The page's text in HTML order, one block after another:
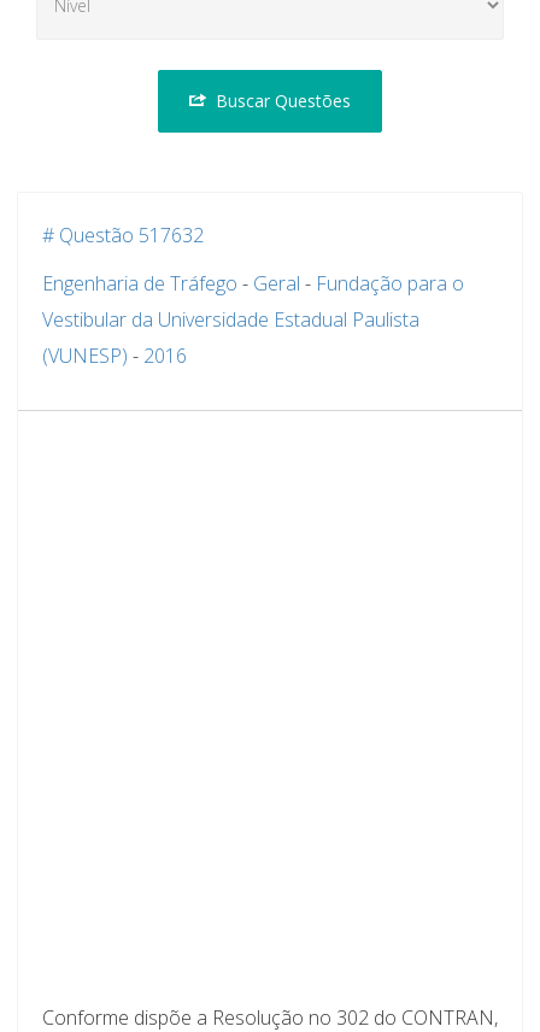
Buscar Questões
# Questão 517632
Engenharia de Tráfego - Geral - Fundação para o
Vestibular da Universidade Estadual Paulista
(VUNESP) - 2016
Conforme dispõe a Resolução no 302 do CONTRAN,